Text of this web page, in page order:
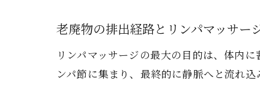
老廃物の排出経路とリンパマッサー
リンパマッサージの最大の目的は、体内
ンパ節に集まり、最終的に静脈へと流れ